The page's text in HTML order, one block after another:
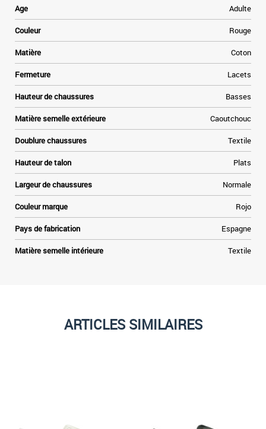
Age Adulte
Couleur Rouge
Matière Coton
Fermeture Lacets
Hauteur de chaussures Basses
Matière semelle extérieure Caoutchouc
Doublure chaussures Textile
Hauteur de talon Plats
Largeur de chaussures Normale
Couleur marque Rojo
Pays de fabrication Espagne
Matière semelle intérieure Textile
ARTICLES SIMILAIRES